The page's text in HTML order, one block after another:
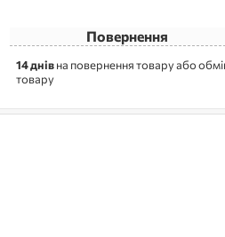
Повернення
14 днівна повернення товару або
товару